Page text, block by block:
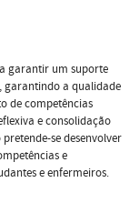
garantir um suporte
garantindo a qualidade
de competências
e consolidação
se desenvolver
e
e enfermeiros.